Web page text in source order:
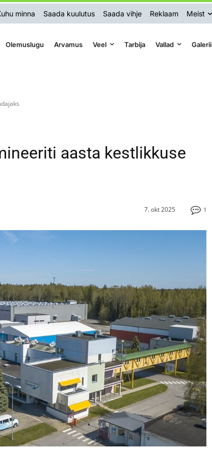
minna Saada kuulutus Saada vihje Reklaam Meist
Olemuslugu Arvamus Veel Tarbija Vallad Galerii
aasta kestlikkuse
1
7. okt 2025